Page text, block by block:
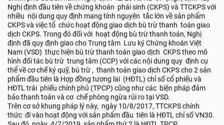
Nghị định đầu tiên về chứng khoán phái sinh (CKPS) và TTCKPS với
nhiều nội dung quy định mang tính nguyên tắc lớn về sản phẩm
CKPS và việc tổ chức hoạt động giao dịch bù trừ thanh toán giao
dịch CKPS. Trong đó đối với hoạt động bù trừ thanh toán, Nghị
định đã quy định giao cho Trung tâm Lưu ký Chứng khoán Việt
Nam (VSD) thực hiện bù trừ thanh toán giao dịch CKPS theo mô
hình đối tác bù trừ trung tâm (CCP) với các nội dung quy định cụ
thể về cơ chế ký quỹ, bù trừ , thanh toán giao dịch CKPS cho 2 sản
phẩm đầu tiên là Hợp đồng tương lai (HĐTL) chỉ số cổ phiếu và
HĐTL trái phiếu chính phủ (TPCP) cũng như các biện pháp đảm
bảo thanh toán và cơ chế phòng ngừa rủi ro tại VSD.
Trên cơ sở khung pháp lý này, ngày 10/8/2017, TTCKPS chính
thức đi vào hoạt động với sản phẩm đầu tiên là HĐTL chỉ số VN30.